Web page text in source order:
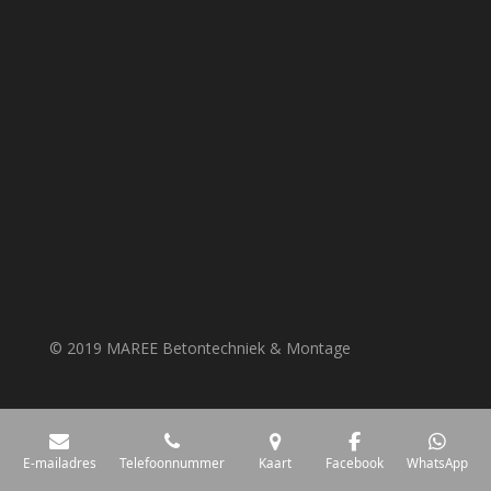
© 2019 MAREE Betontechniek & Montage
E-mailadres Telefoonnummer Kaart Facebook WhatsApp